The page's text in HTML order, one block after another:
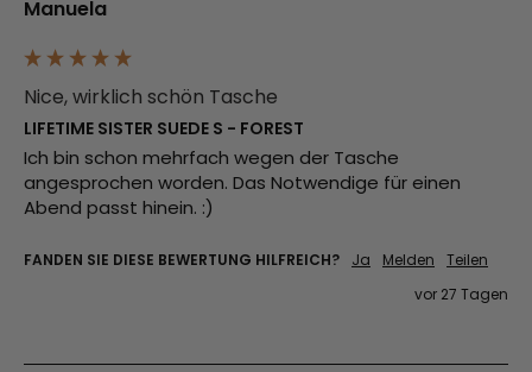
Manuela
Nice, wirklich schön Tasche
LIFETIME SISTER SUEDE S - FOREST
Ich bin schon mehrfach wegen der Tasche
angesprochen worden. Das Notwendige für einen
Abend passt hinein. :)
FANDEN SIE DIESE BEWERTUNG HILFREICH? Ja Melden
Teilen
vor 27 Tagen